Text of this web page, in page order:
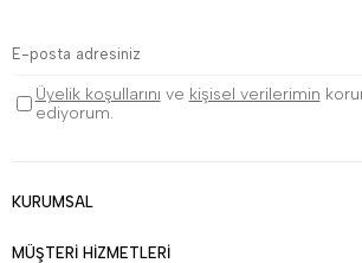
Üyelik koşullarını ve kişisel verilerimin
ediyorum.
KURUMSAL
MÜŞTERİ HİZMETLERİ